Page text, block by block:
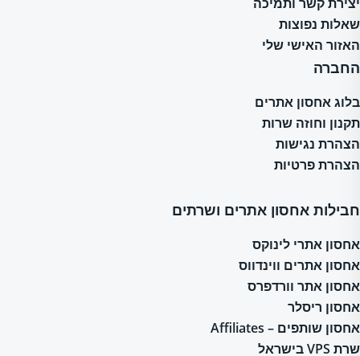
שאלות נפוצות
האזור האישי שלי
החברה
בלוג אחסון אתרים
תקנון וחוזה שרות
הצהרת נגישות
הצהרת פרטיות
חבילות אחסון אתרים ושרתים
אחסון אתרי לינוקס
אחסון אתרים ווינדווס
אחסון אתר וורדפרס
אחסון ריסלר
אחסון שותפים – Affiliates
שרת VPS בישראל